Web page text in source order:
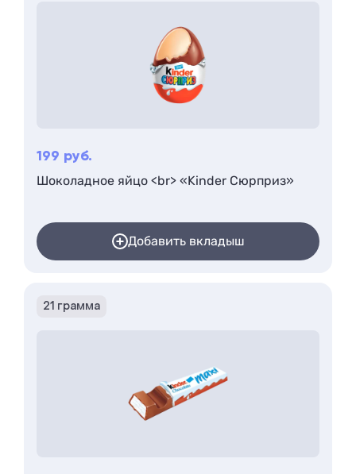
199 руб.
Шоколадное яйцо <br> «Kinder Сюрприз»
Добавить вкладыш
21 грамма